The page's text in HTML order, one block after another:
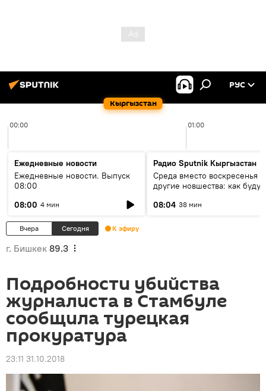
Кыргызстан
РУС
00:00 01:00
Ежедневные новости
Ежедневные новости. Выпуск
08:00
08:00 4 мин
Радио Sputnik Кыргызстан
Среда вместо воскресенья и
другие новшества: как будут
08:04 38 мин
Вчера Сегодня К эфиру
г. Бишкек 89.3
Подробности убийства
журналиста в Стамбуле
сообщила турецкая
прокуратура
23:11 31.10.2018